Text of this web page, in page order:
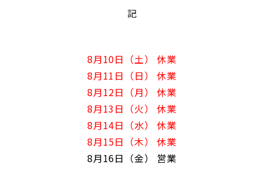
記
8月10日（土） 休業
8月11日（日）
休業
8月12日（月） 休業
8月13日（火） 休業
8月14日（水） 休業
8月15日（木） 休業
8月16日（金） 営業